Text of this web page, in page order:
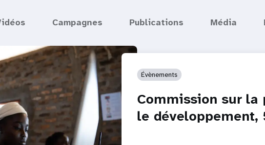
Campagnes Publications Média
Évènements
Commission sur
le développement,